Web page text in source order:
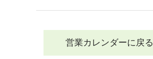
営業カレンダーに戻る